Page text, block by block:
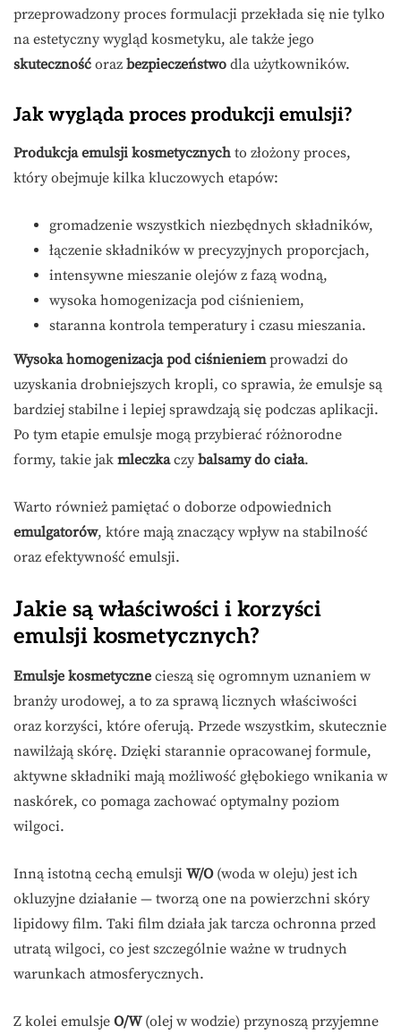
przeprowadzony proces formulacji przekłada się nie tylko
na estetyczny wygląd kosmetyku, ale także jego
skuteczność oraz bezpieczeństwo dla użytkowników.
Jak wygląda proces produkcji emulsji?
Produkcja emulsji kosmetycznych to złożony proces,
który obejmuje kilka kluczowych etapów:
gromadzenie wszystkich niezbędnych składników,
łączenie składników w precyzyjnych proporcjach,
intensywne mieszanie olejów z fazą wodną,
wysoka homogenizacja pod ciśnieniem,
staranna kontrola temperatury i czasu mieszania.
Wysoka homogenizacja pod ciśnieniemprowadzi do
uzyskania drobniejszych kropli, co sprawia, że emulsje są
bardziej stabilne i lepiej sprawdzają się podczas aplikacji.
Po tym etapie emulsje mogą przybierać różnorodne
formy, takie jak mleczkaczy balsamy do ciała.
Warto również pamiętać o doborze odpowiednich
emulgatorów, które mają znaczący wpływ na stabilność
oraz efektywność emulsji.
Jakie są właściwości i korzyści
emulsji kosmetycznych?
Emulsje kosmetyczne cieszą się ogromnym uznaniem w
branży urodowej, a to za sprawą licznych właściwości
oraz korzyści, które oferują. Przede wszystkim, skutecznie
nawilżają skórę. Dzięki starannie opracowanej formule,
aktywne składniki mają możliwość głębokiego wnikania w
naskórek, co pomaga zachować optymalny poziom
wilgoci.
Inną istotną cechą emulsji W/O(woda w oleju) jest ich
okluzyjne działanie — tworzą one na powierzchni skóry
lipidowy film. Taki film działa jak tarcza ochronna przed
utratą wilgoci, co jest szczególnie ważne w trudnych
warunkach atmosferycznych.
Z kolei emulsje O/W(olej w wodzie) przynoszą przyjemne